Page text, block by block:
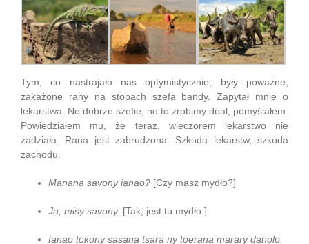
Tym, co nastrajało nas optymistycznie, były poważne,
zakażone rany na stopach szefa bandy. Zapytał mnie o
lekarstwa. No dobrze szefie, no to zrobimy deal, pomyślałem.
Powiedziałem mu, że teraz, wieczorem lekarstwo nie
zadziała. Rana jest zabrudzona. Szkoda lekarstw, szkoda
zachodu.
Manana savony ianao? [Czy masz mydło?]
Ja, misy savony. [Tak, jest tu mydło.]
Ianao tokony sasana tsara ny toerana marary daholo.